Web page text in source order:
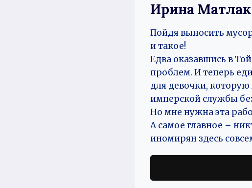
Ирина Матлак
Пойдя выносить
и такое!
Едва оказавшись в
проблем. И теперь
для девочки, которую
имперской службы
Но мне нужна эта
А самое главное –
иномирян здесь